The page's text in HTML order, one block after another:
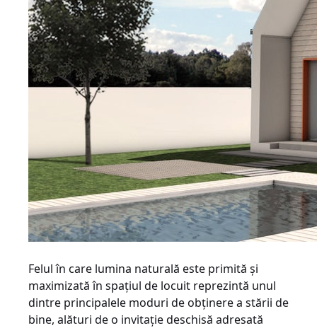
Felul în care lumina naturală este primită și
maximizată în spațiul de locuit reprezintă unul
dintre principalele moduri de obținere a stării de
bine, alături de o invitație deschisă adresată